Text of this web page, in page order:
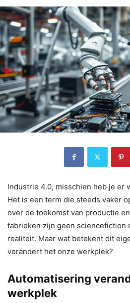
Industrie 4.0, misschien heb je er
Het is een term die steeds vaker
over de toekomst van productie
fabrieken zijn geen sciencefiction
realiteit. Maar wat betekent dit
verandert het onze werkplek?
Automatisering
werkplek